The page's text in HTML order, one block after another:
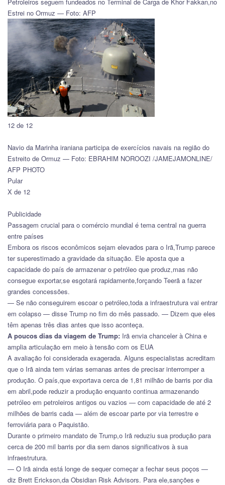
Estrei no Ormuz — Foto: AFP
12 de 12
Navio da Marinha iraniana participa de exercícios navais na região do
Estreito de Ormuz — Foto: EBRA​HIM NOROOZI /JAMEJAMONLINE/
AFP PHOTO
Pular
X de 12
Publicidade
Passagem crucial para o comércio mundial é tema central na guerra
entre países
Embora os riscos econômicos sejam elevados para o Irã,Trump parece
ter superestimado a gravidade da situação. Ele aposta que a
capacidade do país de armazenar o petróleo que produz,mas não
consegue exportar,se esgotará rapidamente,forçando Teerã a fazer
grandes concessões.
— Se não conseguirem escoar o petróleo,toda a infraestrutura vai entrar
em colapso — disse Trump no fim do mês passado. — Dizem que eles
têm apenas três dias antes que isso aconteça.
A poucos dias da viagem de Trump: Irã envia chanceler à China e
amplia articulação em meio à tensão com os EUA
A avaliação foi considerada exagerada. Alguns especialistas acreditam
que o Irã ainda tem várias semanas antes de precisar interromper a
produção. O país,que exportava cerca de 1,81 milhão de barris por dia
em abril,pode reduzir a produção enquanto continua armazenando
petróleo em petroleiros antigos ou vazios — com capacidade de até 2
milhões de barris cada — além de escoar parte por via terrestre e
ferroviária para o Paquistão.
Durante o primeiro mandato de Trump,o Irã reduziu sua produção para
cerca de 200 mil barris por dia sem danos significativos à sua
infraestrutura.
— O Irã ainda está longe de sequer começar a fechar seus poços —
diz Brett Erickson,da Obsidian Risk Advisors. Para ele,sanções e